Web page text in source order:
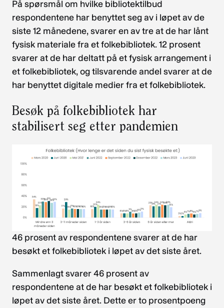
På spørsmål om hvilke bibliotektilbud
respondentene har benyttet seg av i løpet av de
siste 12 månedene, svarer en av tre at de har lånt
fysisk materiale fra et folkebibliotek. 12 prosent
svarer at de har deltatt på et fysisk arrangement i
et folkebibliotek, og tilsvarende andel svarer at de
har benyttet digitale medier fra et folkebibliotek.
Besøk på folkebibliotek har
stabilisert seg etter pandemien
46 prosent av respondentene svarer at de har
besøkt et folkebibliotek i løpet av det siste året.
Sammenlagt svarer 46 prosent av
respondentene at de har besøkt et folkebibliotek i
løpet av det siste året. Dette er to prosentpoeng